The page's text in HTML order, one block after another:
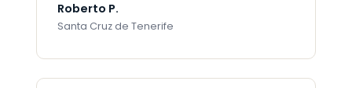
Roberto P.
Santa Cruz de Tenerife